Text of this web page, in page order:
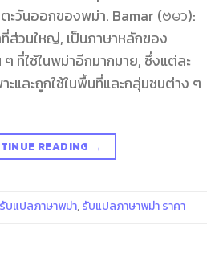
ะวันออกของพม่า. Bamar (ဗမာ):
ส่วนใหญ่, เป็นภาษาหลักของ
ที่ใช้ในพม่าอีกมากมาย, ซึ่งแต่ละ
และถูกใช้ในพื้นที่และกลุ่มชนต่าง ๆ
READING →
รับแปลภาษาพม่า,รับแปลภาษาพม่า ราคา